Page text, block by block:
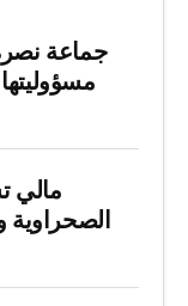
جماعة
مالي
الصحراوية